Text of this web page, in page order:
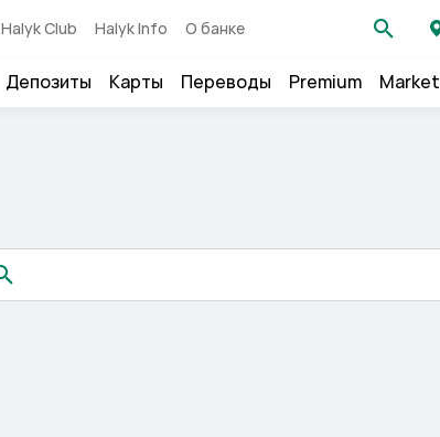
Halyk Club Halyk Info О банке
Депозиты Карты Переводы Premium Market